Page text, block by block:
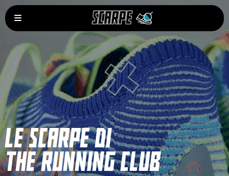
LE SCARPE DI
THE RUNNING CLUB